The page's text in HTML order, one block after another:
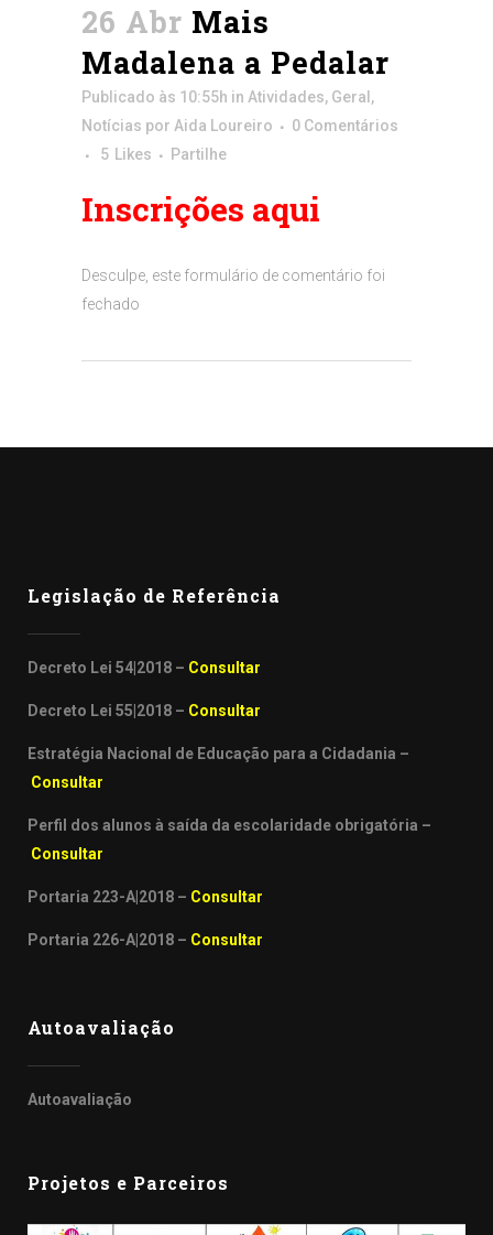
26 Abr Mais
Madalena a Pedalar
Publicado às 10:55h in Atividades, Geral ,
Notícias por Aida Loureiro
0 Comentários
5 Likes Partilhe
Inscrições aqui
Desculpe, este formulário de comentário foi
fechado
Legislação de Referência
Decreto Lei 54|2018 – Consultar
Decreto Lei 55|2018 – Consultar
Estratégia Nacional de Educação para a Cidadania –
Consultar
Perfil dos alunos à saída da escolaridade obrigatória –
Consultar
Portaria 223-A|2018 – Consultar
Portaria 226-A|2018 – Consultar
Autoavaliação
Autoavaliação
Projetos e Parceiros